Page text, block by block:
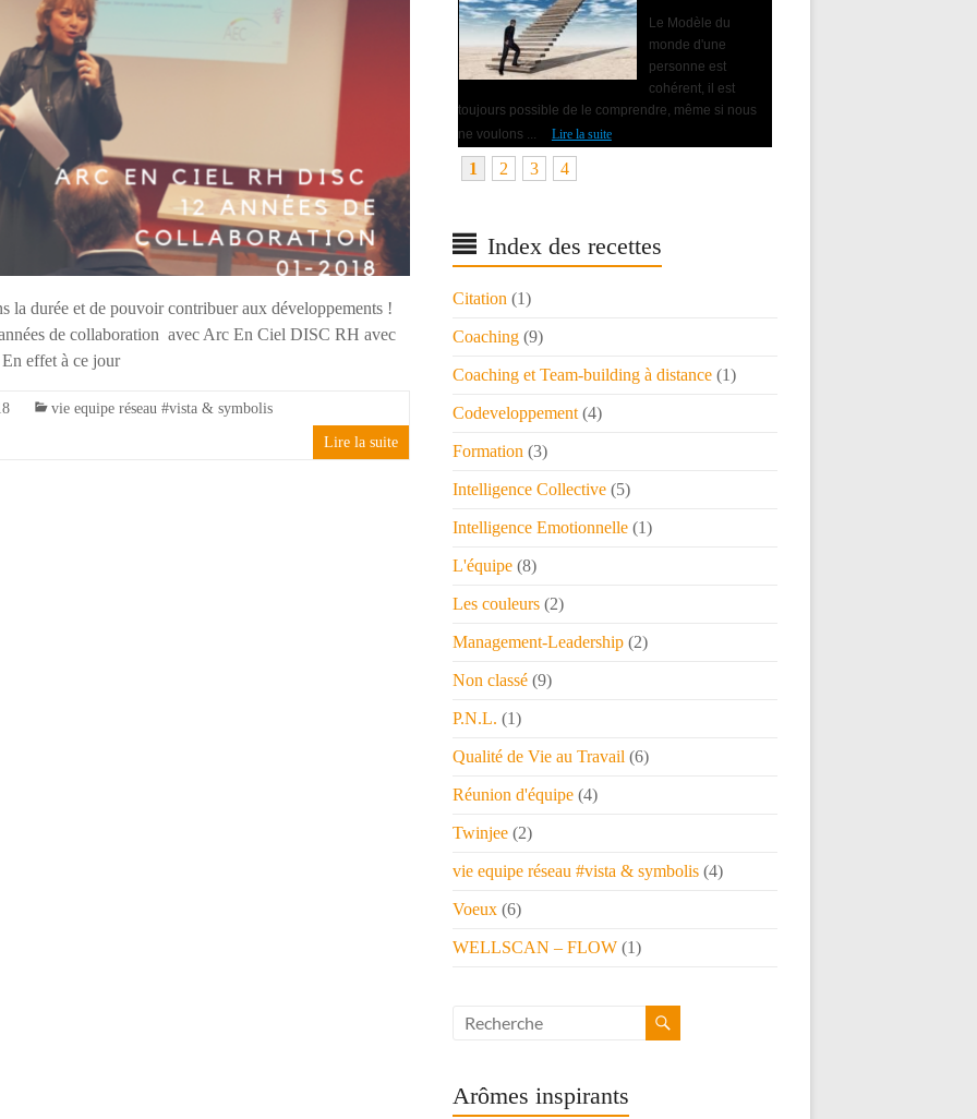
la durée et de pouvoir contribuer aux développements !
de collaboration avec Arc En Ciel DISC RH avec
effet à ce jour
vie equipe réseau #vista & symbolis
Lire la suite
Le Modèle du
monde d'une
personne est
cohérent, il est
toujours possible de le comprendre, même si nous
ne voulons ...
Lire la suite
1 2 3 4
Index des recettes
Citation (1)
Coaching(9)
Coaching et Team-building à distance(1)
Codeveloppement(4)
Formation (3)
Intelligence Collective(5)
Intelligence Emotionnelle(1)
L'équipe(8)
Les couleurs(2)
Management-Leadership(2)
Non classé(9)
P.N.L. (1)
Qualité de Vie au Travail (6)
Réunion d'équipe(4)
Twinjee(2)
vie equipe réseau #vista & symbolis(4)
Voeux(6)
WELLSCAN – FLOW(1)
Arômes inspirants